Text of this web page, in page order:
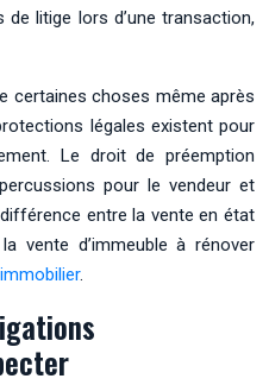
litige lors d’une transaction,
certaines choses même après
légales existent pour
Le droit de préemption
pour le vendeur et
entre la vente en état
vente d’immeuble à rénover
.